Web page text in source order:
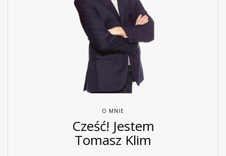
O MNIE
Cześć! Jestem
Tomasz Klim